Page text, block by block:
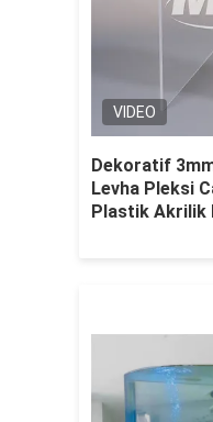
VIDEO
Dekoratif
Levha Pleksi
Plastik Akrilik